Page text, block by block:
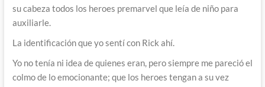
su cabeza todos los heroes premarvel que leía de niño para
auxiliarle.
La identificación que yo sentí con Rick ahí.
Yo no tenía ni idea de quienes eran, pero siempre me pareció el
colmo de lo emocionante; que los heroes tengan a su vez